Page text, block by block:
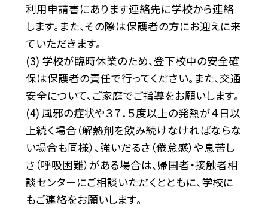
利用申請書にあります連絡先に学校から連絡
します。また、その際は保護者の方にお迎えに来
ていただきます。
(3) 学校が臨時休業のため、登下校中の安全確
保は保護者の責任で行ってください。また、交通
安全について、ご家庭でご指導をお願いします。
(4) 風邪の症状や３７．５度以上の発熱が４日以
上続く場合（解熱剤を飲み続けなければならな
い場合も同様）、強いだるさ（倦怠感）や息苦し
さ（呼吸困難）がある場合は、帰国者・接触者相
談センターにご相談いただくとともに、学校に
もご連絡をお願いします。